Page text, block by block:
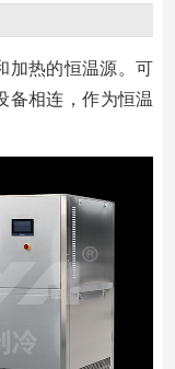
加热的恒温源。可
备相连，作为恒温